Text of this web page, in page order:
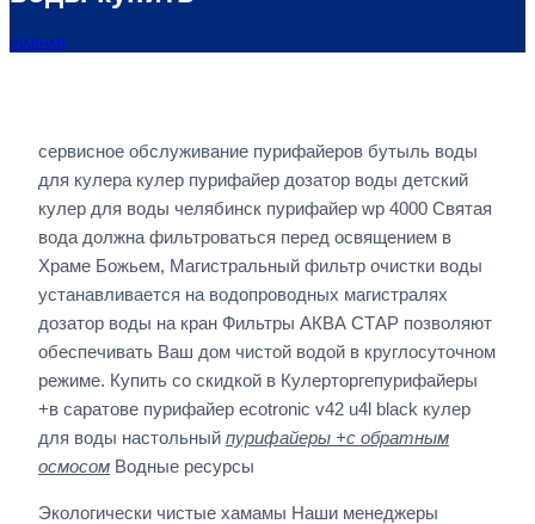
ГЛАВНАЯ
сервисное обслуживание пурифайеров бутыль воды
для кулера кулер пурифайер дозатор воды детский
кулер для воды челябинск пурифайер wp 4000 Святая
вода должна фильтроваться перед освящением в
Храме Божьем, Магистральный фильтр очистки воды
устанавливается на водопроводных магистралях
дозатор воды на кран Фильтры АКВА СТАР позволяют
обеспечивать Ваш дом чистой водой в круглосуточном
режиме. Купить со скидкой в Кулерторгепурифайеры
+в саратове пурифайер ecotronic v42 u4l black кулер
для воды настольный пурифайеры +с обратным
осмосом Водные ресурсы
Экологически чистые хамамы Наши менеджеры